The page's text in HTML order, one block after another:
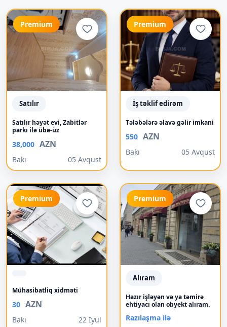
Premium
Satılır
Satılır həyət evi, Zabitlər
parkı ilə übə-üz
38,000 AZN
Bakı 05 Avqust
Premium
İş təklif edirəm
Tələbələrə əlavə gəlir imkani
550 AZN
Bakı 05 Avqust
Premium
Mühasibatliq xidməti
30 AZN
Bakı 22 İyul
Premium
Alıram
Hazır işləyən və ya təmirə
ehtiyacı olan obyekt alıram.
Razılaşma ilə